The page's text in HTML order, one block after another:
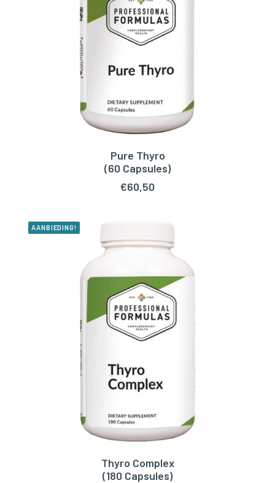
LEES VERDER
Pure Thyro
(60 Capsules)
€60,50
AANBIEDING!
TOEVOEGEN AAN WINKELWAGEN
Thyro Complex
(180 Capsules)